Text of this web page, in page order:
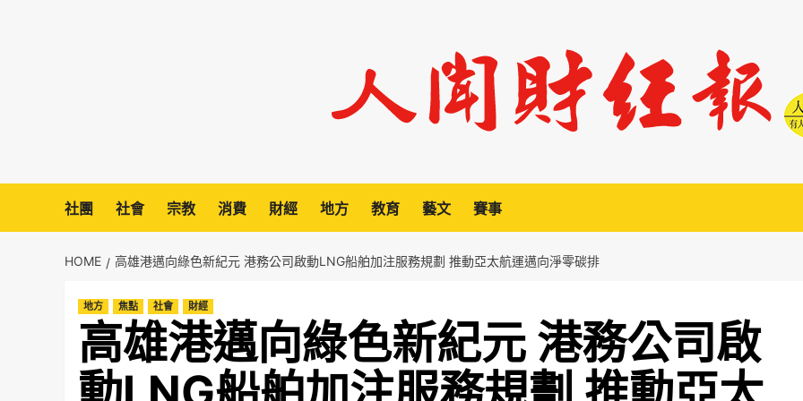
社團 社會 宗教 消費 財經 地方 教育 藝文 賽事
HOME 高雄港邁向綠色新紀元 港務公司啟動LNG船舶加注服務規劃 推動亞太航運邁向淨零碳排
地方 焦點 社會 財經
高雄港邁向綠色新紀元 港務公司啟